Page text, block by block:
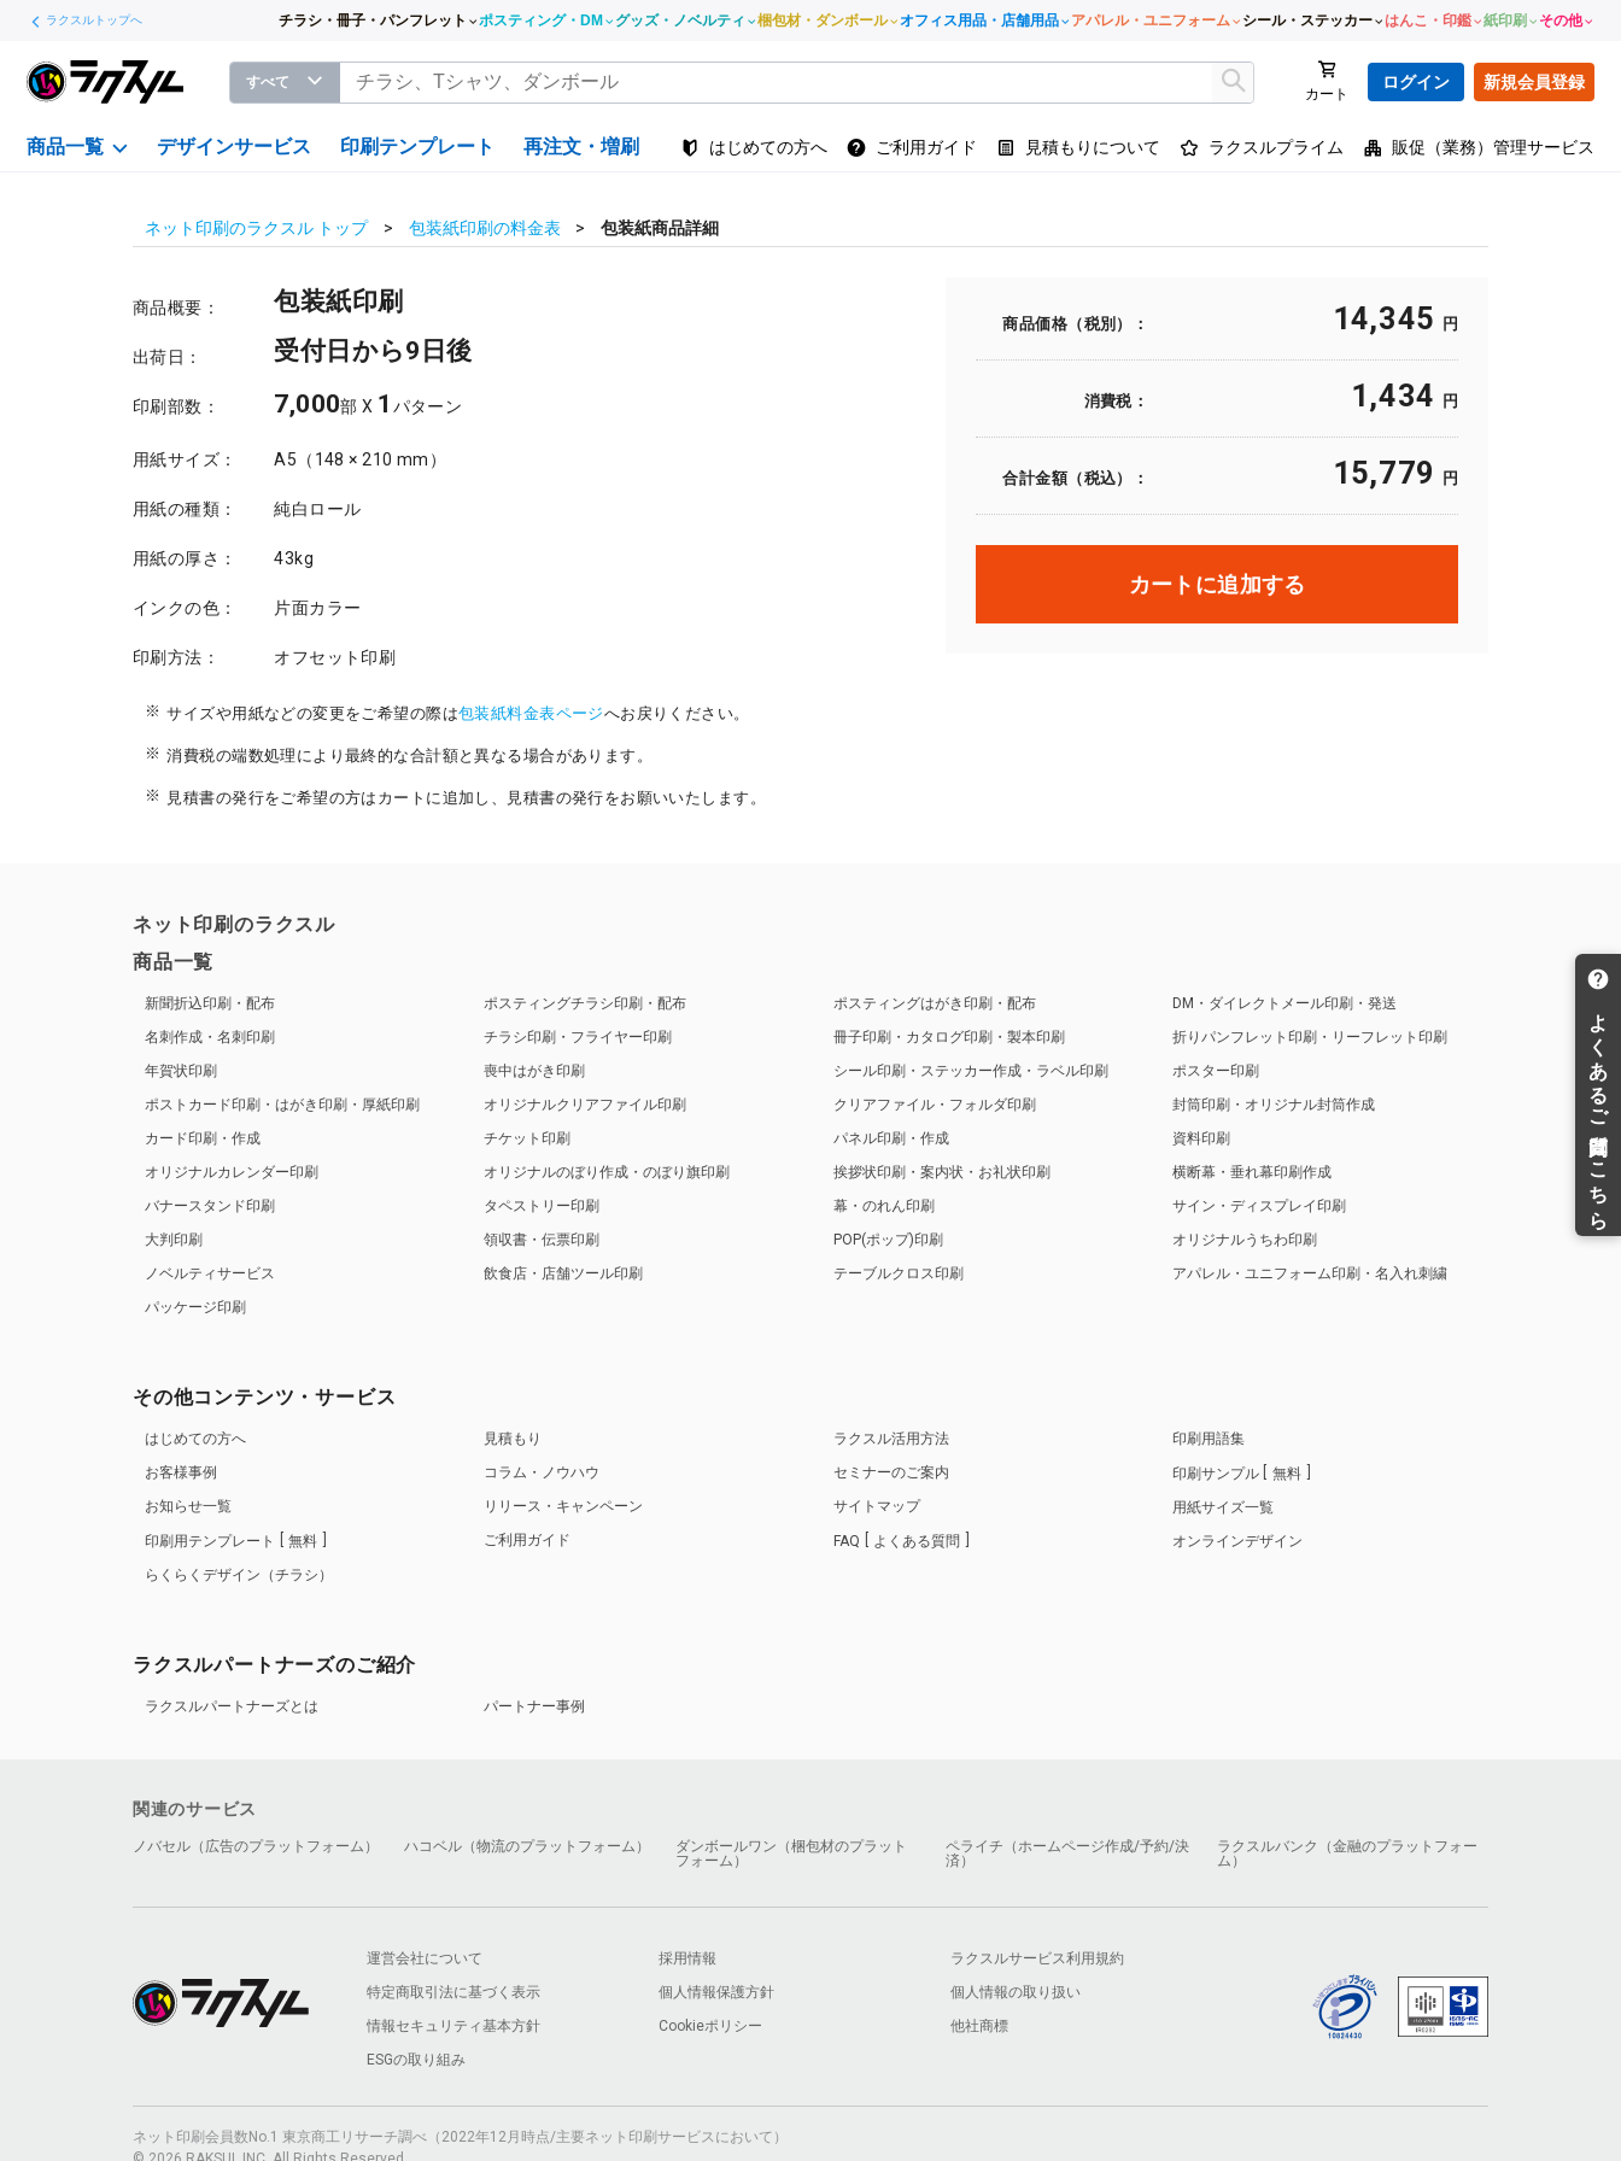
ラクスルトップへ チラシ・冊子・パンフレット ポスティング・DM グッズ・ノベルティ 梱包材・ダンボール オフィス用品・店舗用品 アパレル・ユニフォーム シール・ステッカー はんこ・印鑑 紙印刷 その他
すべて
カート
ログイン 新規会員登録
商品一覧 デザインサービス 印刷テンプレート 再注文・増刷 はじめての方へ ご利用ガイド 見積もりについて ラクスルプライム 販促（業務）管理サービス
ネット印刷のラクスル トップ 包装紙印刷の料金表 包装紙商品詳細
商品概要： 包装紙印刷
出荷日： 受付日から9日後
印刷部数： 7,000部 X 1 パターン
用紙サイズ： A5（148 × 210 mm）
用紙の種類： 純白ロール
用紙の厚さ： 43kg
インクの色： 片面カラー
印刷方法： オフセット印刷
サイズや用紙などの変更をご希望の際は包装紙料金表ページへお戻りください。
消費税の端数処理により最終的な合計額と異なる場合があります。
見積書の発行をご希望の方はカートに追加し、見積書の発行をお願いいたします。
商品価格（税別）： 14,345 円
消費税： 1,434 円
合計金額（税込）： 15,779 円
カートに追加する
ネット印刷のラクスル
商品一覧
新聞折込印刷・配布
名刺作成・名刺印刷
年賀状印刷
ポストカード印刷・はがき印刷・厚紙印刷
カード印刷・作成
オリジナルカレンダー印刷
バナースタンド印刷
大判印刷
ノベルティサービス
パッケージ印刷
ポスティングチラシ印刷・配布
チラシ印刷・フライヤー印刷
喪中はがき印刷
オリジナルクリアファイル印刷
チケット印刷
オリジナルのぼり作成・のぼり旗印刷
タペストリー印刷
領収書・伝票印刷
飲食店・店舗ツール印刷
ポスティングはがき印刷・配布
冊子印刷・カタログ印刷・製本印刷
シール印刷・ステッカー作成・ラベル印刷
クリアファイル・フォルダ印刷
パネル印刷・作成
挨拶状印刷・案内状・お礼状印刷
幕・のれん印刷
POP(ポップ)印刷
テーブルクロス印刷
DM・ダイレクトメール印刷・発送
折りパンフレット印刷・リーフレット印刷
ポスター印刷
封筒印刷・オリジナル封筒作成
資料印刷
横断幕・垂れ幕印刷作成
サイン・ディスプレイ印刷
オリジナルうちわ印刷
アパレル・ユニフォーム印刷・名入れ刺繍
その他コンテンツ・サービス
はじめての方へ
お客様事例
お知らせ一覧
印刷用テンプレート
無料
らくらくデザイン（チラシ）
見積もり
コラム・ノウハウ
リリース・キャンペーン
ご利用ガイド
ラクスル活用方法
セミナーのご案内
サイトマップ
FAQ よくある質問
印刷用語集
印刷サンプル
無料
用紙サイズ一覧
オンラインデザイン
ラクスルパートナーズのご紹介
ラクスルパートナーズとは パートナー事例
関連のサービス
ノバセル（広告のプラットフォーム） ハコベル（物流のプラットフォーム）
ダンボールワン（梱包材のプラット
フォーム）
ペライチ（ホームページ作成/予約/決
済）
ラクスルバンク（金融のプラットフォー
ム）
運営会社について 採用情報
ラクスルサービス利用規約
特定商取引法に基づく表示
個人情報保護方針
個人情報の取り扱い
情報セキュリティ基本方針
Cookieポリシー
他社商標
ESGの取り組み
ネット印刷会員数No.1 東京商工リサーチ調べ（2022年12月時点/主要ネット印刷サービスにおいて）